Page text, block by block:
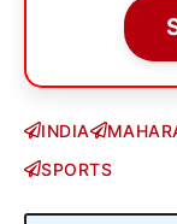
INDIA
SPORTS